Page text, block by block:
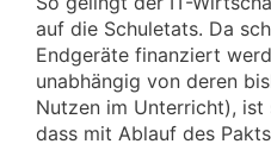
auf die Schuletats. Da
Endgeräte finanziert
unabhängig von deren
Nutzen im Unterricht), ist
dass mit Ablauf des